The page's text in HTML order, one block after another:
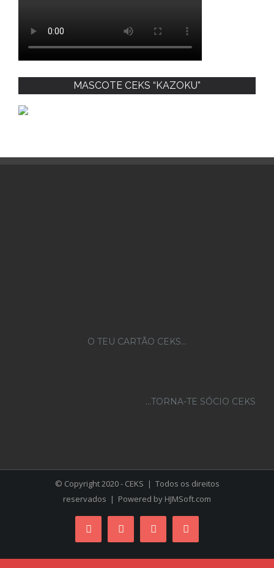
MASCOTE CEKS “KAZOKU”
O TEU CARTÃO CEKS…
...TORNA-TE SÓCIO CEKS
© Copyright 2020 - CEKS | Todos os direitos
reservados | Powered by HJMSoft.com
FacebookInstagramYouTubeSkype